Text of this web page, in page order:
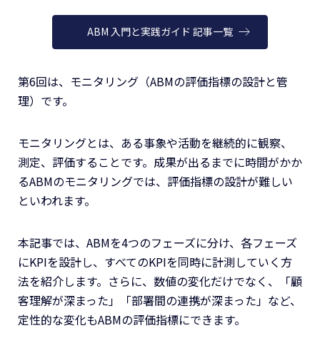
ABM 入門と実践ガイド 記事一覧
第6回は、モニタリング（ABMの評価指標の設計と管
理）です。
モニタリングとは、ある事象や活動を継続的に観察、
測定、評価することです。成果が出るまでに時間がかか
るABMのモニタリングでは、評価指標の設計が難しい
といわれます。
本記事では、ABMを4つのフェーズに分け、各フェーズ
にKPIを設計し、すべてのKPIを同時に計測していく方
法を紹介します。さらに、数値の変化だけでなく、「顧
客理解が深まった」「部署間の連携が深まった」など、
定性的な変化もABMの評価指標にできます。